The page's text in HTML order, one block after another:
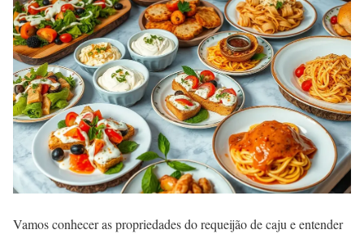
Vamos conhecer as propriedades do requeijão de caju e entender